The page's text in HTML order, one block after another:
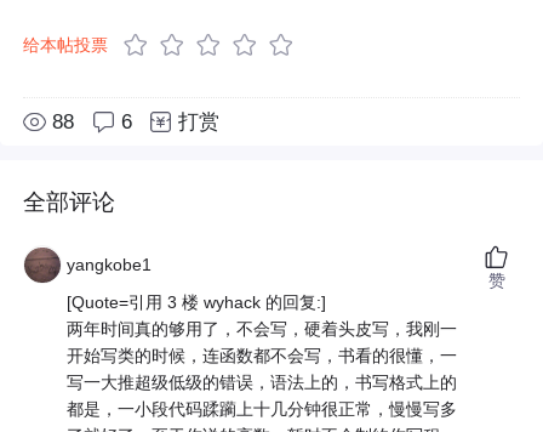
给本帖投票
88 6 打赏
全部评论
yangkobe1
[Quote=引用 3 楼 wyhack 的回复:]
两年时间真的够用了，不会写，硬着头皮写，我刚一
开始写类的时候，连函数都不会写，书看的很懂，一
写一大推超级低级的错误，语法上的，书写格式上的
都是，一小段代码蹂躏上十几分钟很正常，慢慢写多
赞